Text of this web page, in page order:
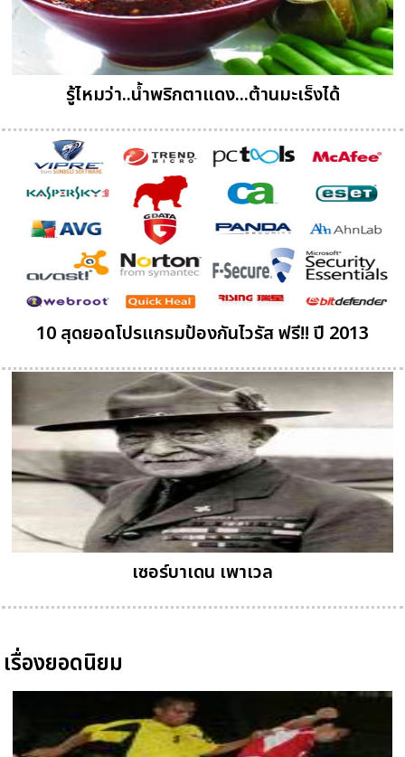
รู้ไหมว่า..น้ำพริกตาแดง...ต้านมะเร็งได้
10 สุดยอดโปรแกรมป้องกันไวรัส ฟรี!! ปี 2013
เซอร์บาเดน เพาเวล
เรื่องยอดนิยม